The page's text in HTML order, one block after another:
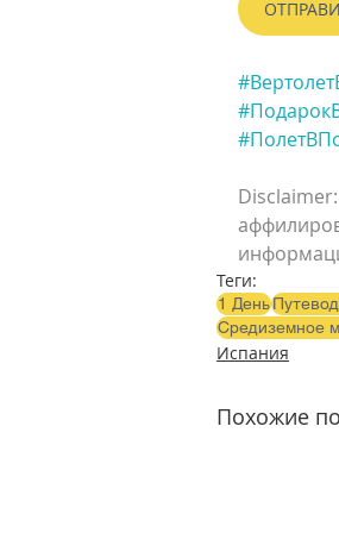
Disclaimer:
Теги:
1 День
Средиземное
Испания
Похожие